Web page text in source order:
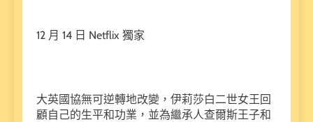
12 月 14 日 Netflix 獨家
大英國協無可逆轉地改變，伊莉莎白二世女王回
顧自己的生平和功業，並為繼承人查爾斯王子和